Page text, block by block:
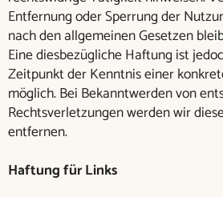
Entfernung oder Sperrung der
nach den allgemeinen Gesetzen
Eine diesbezügliche Haftung ist
Zeitpunkt der Kenntnis einer
möglich. Bei Bekanntwerden von
Rechtsverletzungen werden wir
entfernen.
Haftung für Links